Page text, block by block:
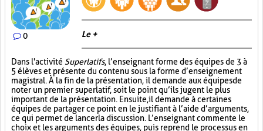
0 Le +
Dans l'activité Superlatifs, l’enseignant forme des équipes de 3 à
5 élèves et présente du contenu sous la forme d’enseignement
magistral. À la fin de la présentation, il demande aux équipes de
noter un premier superlatif, soit le point qu’ils jugent le plus
important de la présentation. Ensuite, il demande à certaines
équipes de partager ce point en le justifiant à l’aide d’arguments,
ce qui permet de lancer la discussion. L’enseignant commente le
choix et les arguments des équipes, puis reprend le processus en